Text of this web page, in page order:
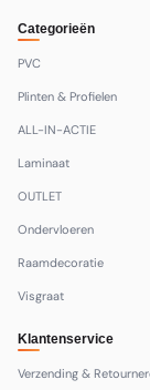
Categorieën
PVC
Plinten & Profielen
ALL-IN-ACTIE
Laminaat
OUTLET
Ondervloeren
Raamdecoratie
Visgraat
Klantenservice
Verzending &